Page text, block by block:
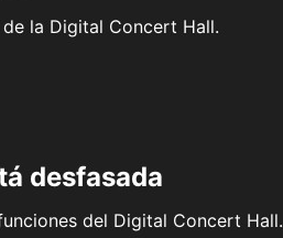
la Digital Concert Hall.
desfasada
del Digital Concert Hall.